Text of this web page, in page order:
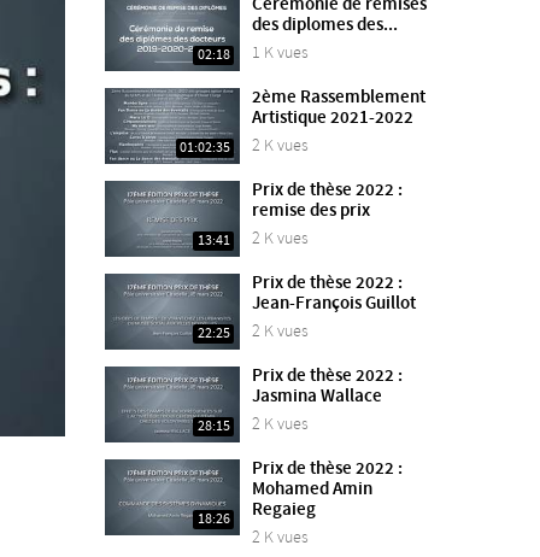
02:18
Cérémonie de remises
des diplomes des...
1 K vues
01:02:35
2ème Rassemblement
Artistique 2021-2022
2 K vues
13:41
Prix de thèse 2022 :
remise des prix
2 K vues
22:25
Prix de thèse 2022 :
Jean-François Guillot
2 K vues
28:15
Prix de thèse 2022 :
Jasmina Wallace
2 K vues
18:26
Prix de thèse 2022 :
Mohamed Amin
Regaieg
2 K vues